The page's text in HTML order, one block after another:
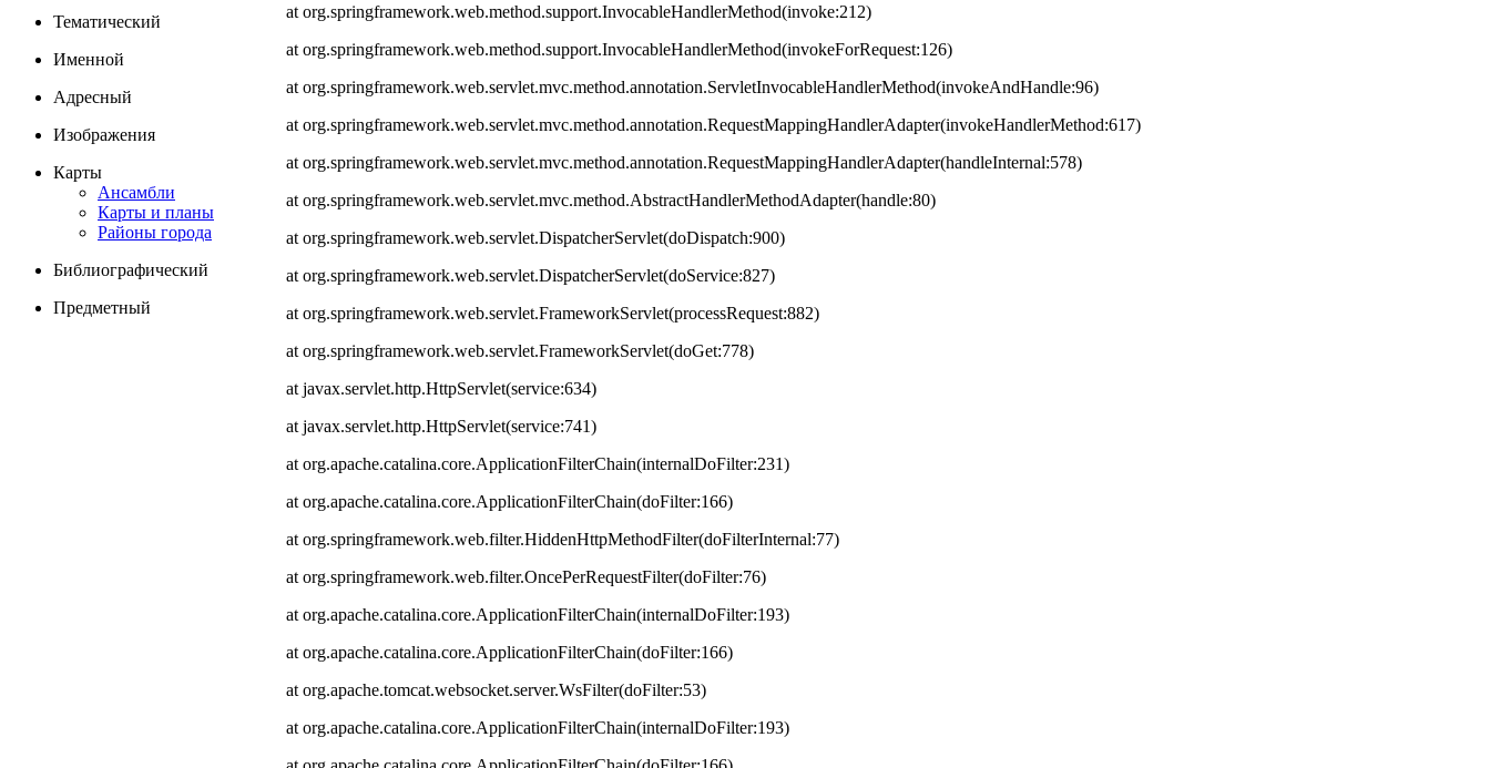
Тематический
Именной
Адресный
Изображения
Карты
Ансамбли
Карты и планы
Районы города
Библиографический
Предметный
at org.springframework.web.method.support.InvocableHandlerMethod(invoke:212)
at org.springframework.web.method.support.InvocableHandlerMethod(invokeForRequest:126)
at org.springframework.web.servlet.mvc.method.annotation.ServletInvocableHandlerMethod(invokeAndHandle:96)
at org.springframework.web.servlet.mvc.method.annotation.RequestMappingHandlerAdapter(invokeHandlerMethod:617)
at org.springframework.web.servlet.mvc.method.annotation.RequestMappingHandlerAdapter(handleInternal:578)
at org.springframework.web.servlet.mvc.method.AbstractHandlerMethodAdapter(handle:80)
at org.springframework.web.servlet.DispatcherServlet(doDispatch:900)
at org.springframework.web.servlet.DispatcherServlet(doService:827)
at org.springframework.web.servlet.FrameworkServlet(processRequest:882)
at org.springframework.web.servlet.FrameworkServlet(doGet:778)
at javax.servlet.http.HttpServlet(service:634)
at javax.servlet.http.HttpServlet(service:741)
at org.apache.catalina.core.ApplicationFilterChain(internalDoFilter:231)
at org.apache.catalina.core.ApplicationFilterChain(doFilter:166)
at org.springframework.web.filter.HiddenHttpMethodFilter(doFilterInternal:77)
at org.springframework.web.filter.OncePerRequestFilter(doFilter:76)
at org.apache.catalina.core.ApplicationFilterChain(internalDoFilter:193)
at org.apache.catalina.core.ApplicationFilterChain(doFilter:166)
at org.apache.tomcat.websocket.server.WsFilter(doFilter:53)
at org.apache.catalina.core.ApplicationFilterChain(internalDoFilter:193)